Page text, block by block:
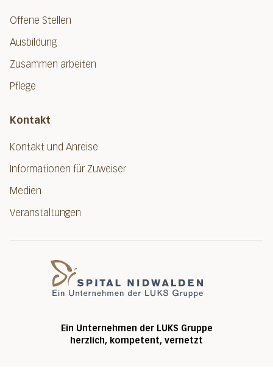
Offene Stellen
Ausbildung
Zusammen arbeiten
Pflege
Kontakt
Kontakt und Anreise
Informationen für Zuweiser
Medien
Veranstaltungen
Ein Unternehmen der LUKS Gruppe
herzlich, kompetent, vernetzt